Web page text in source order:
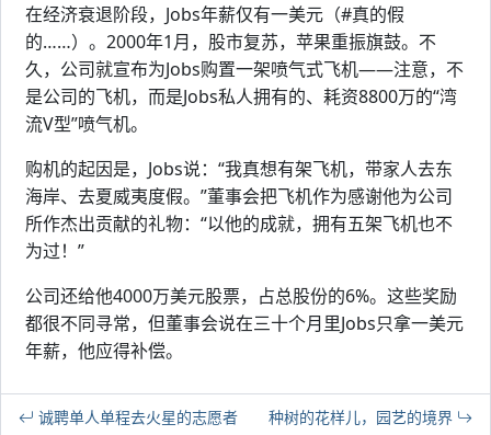
在经济衰退阶段，Jobs年薪仅有一美元（#真的假
的……）。2000年1月，股市复苏，苹果重振旗鼓。不
久，公司就宣布为Jobs购置一架喷气式飞机——注意，不
是公司的飞机，而是Jobs私人拥有的、耗资8800万的“湾
流V型”喷气机。
购机的起因是，Jobs说：“我真想有架飞机，带家人去东
海岸、去夏威夷度假。”董事会把飞机作为感谢他为公司
所作杰出贡献的礼物：“以他的成就，拥有五架飞机也不
为过！”
公司还给他4000万美元股票，占总股份的6%。这些奖励
都很不同寻常，但董事会说在三十个月里Jobs只拿一美元
年薪，他应得补偿。
诚聘单人单程去火星的志愿者 种树的花样儿，园艺的境界